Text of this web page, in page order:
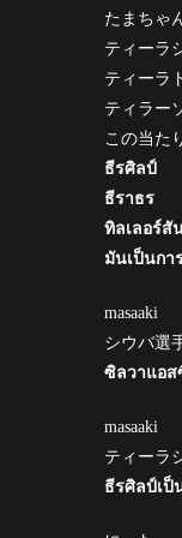
たまちゃ
ティーラ
ティーラ
ティラー
この当た
ธีรศิลป์
ธีราธร
ทิลเลอร์สั
มันเป็นกา
masaaki
シウバ選
ซิลวาแอ
masaaki
ティーラ
ธีรศิลป์เป็